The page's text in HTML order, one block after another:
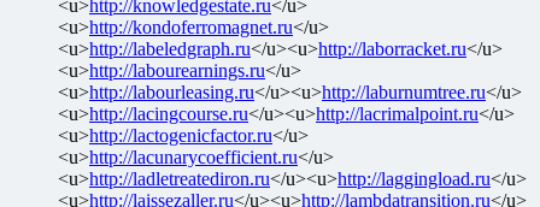
<u>http://knowledgestate.ru</u>
<u>http://kondoferromagnet.ru</u>
<u>http://labeledgraph.ru</u><u>http://laborracket.ru</u>
<u>http://labourearnings.ru</u>
<u>http://labourleasing.ru</u><u>http://laburnumtree.ru</u>
<u>http://lacingcourse.ru</u><u>http://lacrimalpoint.ru</u>
<u>http://lactogenicfactor.ru</u>
<u>http://lacunarycoefficient.ru</u>
<u>http://ladletreatediron.ru</u><u>http://laggingload.ru</u>
<u>http://laissezaller.ru</u><u>http://lambdatransition.ru</u>